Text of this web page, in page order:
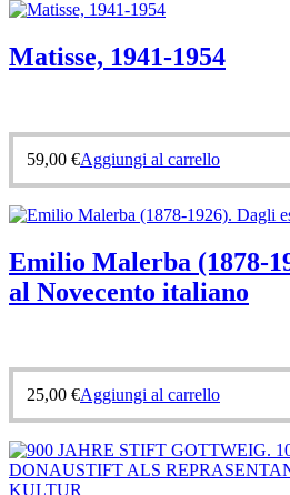
Matisse, 1941-1954
59,00 €Aggiungi al carrello
Emilio Malerba (1878-
al Novecento italiano
25,00 €Aggiungi al carrello